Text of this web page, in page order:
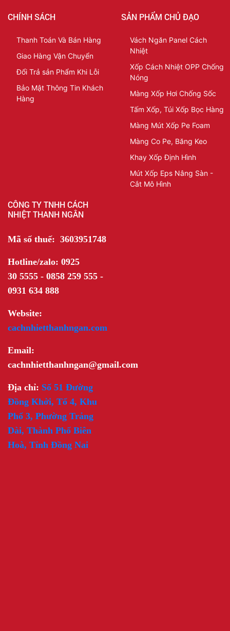
CHÍNH SÁCH
Thanh Toán Và Bán Hàng
Giao Hàng Vận Chuyển
Đổi Trả sản Phẩm Khi Lỗi
Bảo Mật Thông Tin Khách
Hàng
SẢN PHẨM CHỦ ĐẠO
Vách Ngăn Panel Cách
Nhiệt
Xốp Cách Nhiệt OPP Chống
Nóng
Màng Xốp Hơi Chống Sốc
Tấm Xốp, Túi Xốp Bọc Hàng
Màng Mút Xốp Pe Foam
Màng Co Pe, Băng Keo
Khay Xốp Định Hình
Mút Xốp Eps Nâng Sàn -
Cắt Mô Hình
CÔNG TY TNHH CÁCH
NHIỆT THANH NGÂN
Mã số thuế: 3603951748
Hotline/zalo: 0925
30 5555 - 0858 259 555 -
0931 634 888
Website:
cachnhietthanhngan.com
Email:
cachnhietthanhngan@gmail.com
Địa chỉ: Số 51 Đường
Đồng Khởi, Tổ 4, Khu
Phố 3, Phường Trảng
Dài, Thành Phố Biên
Hoà, Tỉnh Đồng Nai